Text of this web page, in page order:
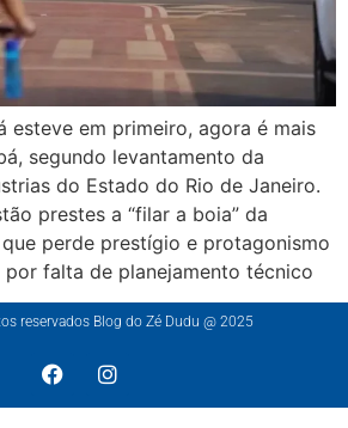
esteve em primeiro, agora é mais
segundo levantamento da
do Estado do Rio de Janeiro.
prestes a “filar a boia” da
perde prestígio e protagonismo
falta de planejamento técnico
reservados Blog do Zé Dudu @ 2025